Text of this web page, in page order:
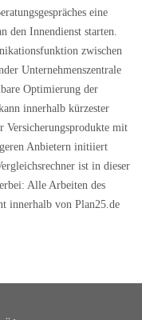
eine
den Innendienst starten.
zwischen
Unternehmenszentrale
Optimierung der
innerhalb kürzester
Versicherungsprodukte mit
Anbietern initiiert
ist in dieser
Alle Arbeiten des
innerhalb von Plan25.de